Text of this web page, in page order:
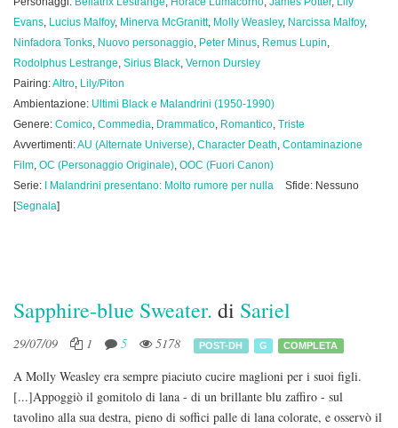
Evans, Lucius Malfoy, Minerva McGranitt, Molly Weasley, Narcissa Malfoy,
Ninfadora Tonks, Nuovo personaggio, Peter Minus, Remus Lupin,
Rodolphus Lestrange, Sirius Black, Vernon Dursley
Pairing:Altro, Lily/Piton
Ambientazione: Ultimi Black e Malandrini (1950-1990)
Genere: Comico, Commedia, Drammatico, Romantico, Triste
Avvertimenti:AU (Alternate Universe), Character Death, Contaminazione
Film, OC (Personaggio Originale), OOC (Fuori Canon)
Serie:
I Malandrini presentano: Molto rumore per nulla
Sfide: Nessuno
[Segnala]
Sapphire-blue Sweater. di Sariel
29/07/09 1 5 5178 POST-DH G COMPLETA
A Molly Weasley era sempre piaciuto cucire maglioni per i suoi figli.
[...]Appoggiò il gomitolo di lana - di un brillante blu zaffiro - sul
tavolino alla sua destra, pieno di soffici palle di lana colorate, e osservò il